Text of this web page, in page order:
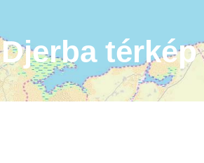
Djerba térkép